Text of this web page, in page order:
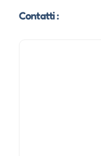
Contatti :